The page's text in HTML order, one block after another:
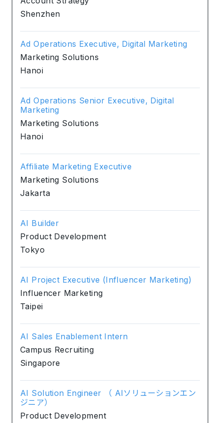
Shenzhen
Ad Operations Executive, Digital Marketing
Marketing Solutions
Hanoi
Ad Operations Senior Executive, Digital
Marketing
Marketing Solutions
Hanoi
Affiliate Marketing Executive
Marketing Solutions
Jakarta
AI Builder
Product Development
Tokyo
AI Project Executive (Influencer Marketing)
Influencer Marketing
Taipei
AI Sales Enablement Intern
Campus Recruiting
Singapore
AI Solution Engineer （ AIソリューションエン
ジニア）
Product Development